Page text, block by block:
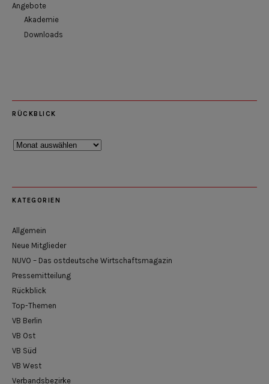
Angebote
Akademie
Downloads
RÜCKBLICK
Rückblick
KATEGORIEN
Allgemein
Neue Mitglieder
NUVO – Das ostdeutsche Wirtschaftsmagazin
Pressemitteilung
Rückblick
Top-Themen
VB Berlin
VB Ost
VB Süd
VB West
Verbandsbezirke